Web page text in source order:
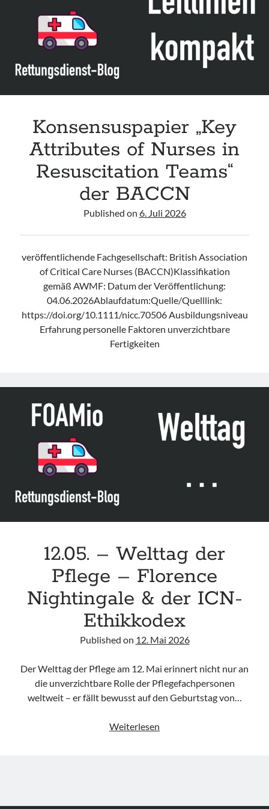
Assessment and Management in the Emergency Department“ der IAEM
Leitlinie „Use of VV ECMO in paediatric patients for the treatment of
acute respiratory failure“ der Polish Society of Anaesthesiology and
Intensive Therapy
Leitlinie „Management of Hypercalcaemia in Adult Patients in the
Emergency Department“ der IAEM
Leitlinie „Behavioural Emergencies in Emergency Departments“ der IFEM
Konsensuspapier „Key
Attributes of Nurses in
Resuscitation Teams“
der BACCN
Published on 6. Juli 2026
veröffentlichende Fachgesellschaft: British Association
of Critical Care Nurses (BACCN)Klassifikation
gemäß AWMF: Datum der Veröffentlichung:
04.06.2026Ablaufdatum:Quelle/Quelllink:
https://doi.org/10.1111/nicc.70506 Ausbildungsniveau
Erfahrung personelle Faktoren unverzichtbare
Fertigkeiten
12.05. – Welttag der
Pflege – Florence
Nightingale & der ICN-
Ethikkodex
Published on 12. Mai 2026
Der Welttag der Pflege am 12. Mai erinnert nicht nur an
die unverzichtbare Rolle der Pflegefachpersonen
weltweit – er fällt bewusst auf den Geburtstag von…
Weiterlesen